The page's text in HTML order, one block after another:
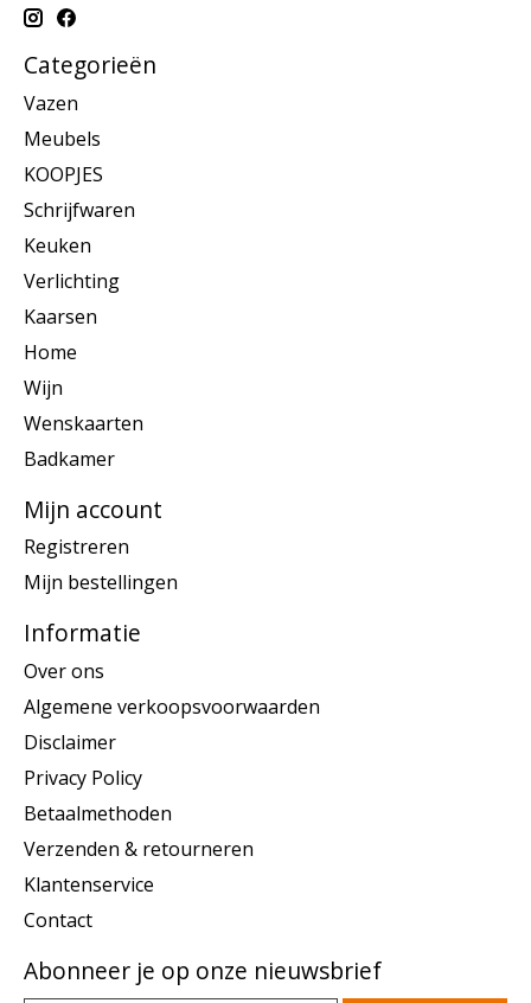
Categorieën
Vazen
Meubels
KOOPJES
Schrijfwaren
Keuken
Verlichting
Kaarsen
Home
Wijn
Wenskaarten
Badkamer
Mijn account
Registreren
Mijn bestellingen
Informatie
Over ons
Algemene verkoopsvoorwaarden
Disclaimer
Privacy Policy
Betaalmethoden
Verzenden & retourneren
Klantenservice
Contact
Abonneer je op onze nieuwsbrief